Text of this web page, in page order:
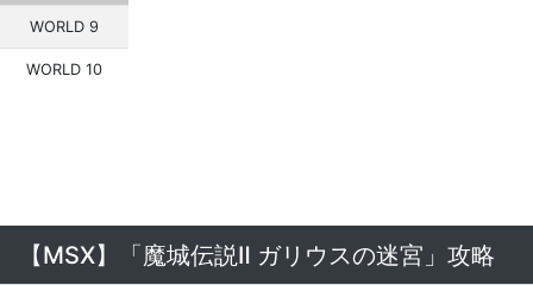
WORLD 9
WORLD 10
【MSX】「魔城伝説Ⅱ ガリウスの迷宮」攻略